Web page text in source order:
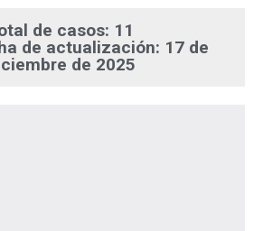
de casos: 11
de actualización: 17 de
de 2025